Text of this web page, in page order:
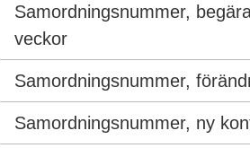
Samordningsnummer,
veckor
Samordningsnummer,
Samordningsnummer, ny